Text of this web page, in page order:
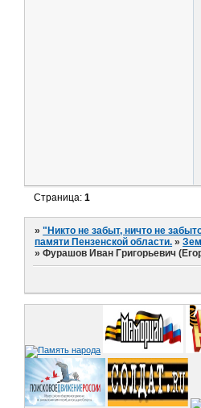
Страница:1
»"Никто не забыт, ничто не
памяти Пензенской области. »
»Фурашов Иван Григорьевич